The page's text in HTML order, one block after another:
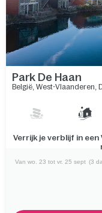
Park De Haan
België, West-Vlaanderen,
Verken het strand en
Van wo. 23 tot vr. 25 sept (3